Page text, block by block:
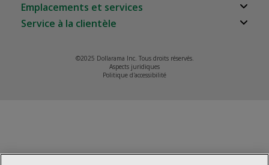
À propos
Emplacements et services
Localisateur de magasins
Partenaires immobiliers
Service à la clientèle
©2025 Dollarama Inc. Tous droits réservés.
Aspects juridiques
Politique d'accessibilité